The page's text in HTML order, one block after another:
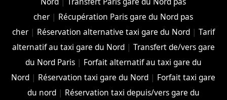
cher | Récupération Paris gare du Nord pas
cher| Réservation alternative taxi gare du Nord| Tarif
alternatif au taxi gare du Nord| Transfert de/vers gare
du Nord Paris| Forfait alternatif au taxi gare du
Nord | Réservation taxi gare du Nord | Forfait taxi gare
du nord| Réservation taxi depuis/vers gare du